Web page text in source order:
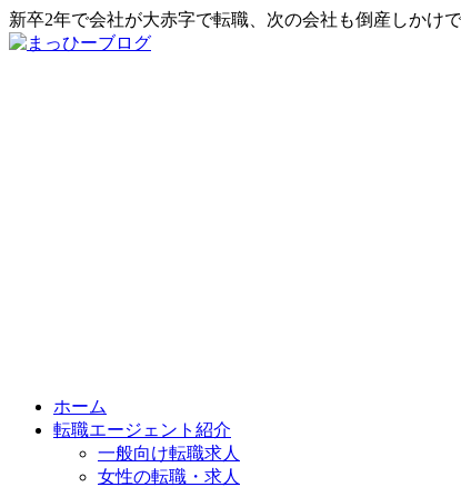
新卒2年で会社が大赤字で転職、次の会社も倒産しかけ
ホーム
転職エージェント紹介
一般向け転職求人
女性の転職・求人